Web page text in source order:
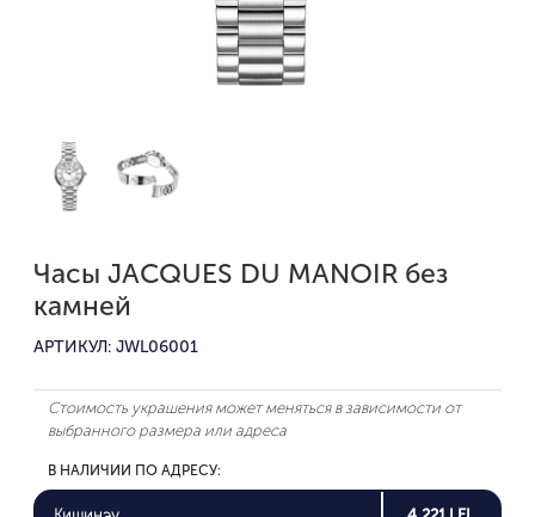
Часы JACQUES DU MANOIR без
камней
АРТИКУЛ: JWL06001
Стоимость украшения может меняться в зависимости от
выбранного размера или адреса
В НАЛИЧИИ ПО АДРЕСУ: